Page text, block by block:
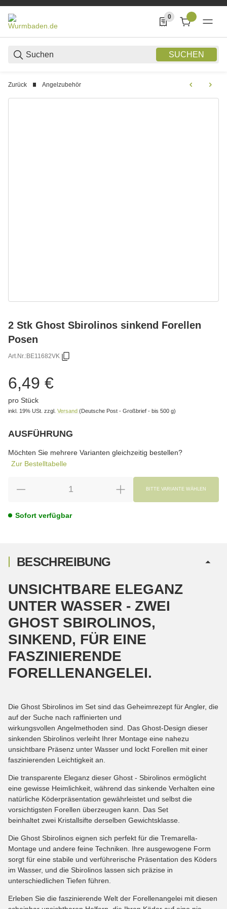
SUCHEN
0
0 Produkte in der
Zurück Angelzubehör
2 Stk Ghost Sbirolinos sinkend Forellen
Posen
Art.Nr.:BE11682VK
6,49 €
pro Stück
inkl. 19% USt. zzgl. Versand (Deutsche Post - Großbrief - bis 500 g)
AUSFÜHRUNG
Möchten Sie mehrere Varianten gleichzeitig bestellen?
Zur Bestelltabelle
BITTE VARIANTE WÄHLEN
Sofort verfügbar
BESCHREIBUNG
UNSICHTBARE ELEGANZ
UNTER WASSER - ZWEI
GHOST SBIROLINOS,
SINKEND, FÜR EINE
FASZINIERENDE
FORELLENANGELEI.
Die Ghost Sbirolinos im Set sind das Geheimrezept für Angler, die
auf der Suche nach raffinierten und
wirkungsvollen Angelmethoden sind. Das Ghost-Design dieser
sinkenden Sbirolinos verleiht Ihrer Montage eine nahezu
unsichtbare Präsenz unter Wasser und lockt Forellen mit einer
faszinierenden Leichtigkeit an.
Die transparente Eleganz dieser Ghost - Sbirolinos ermöglicht
eine gewisse Heimlichkeit, während das sinkende Verhalten eine
natürliche Köderpräsentation gewährleistet und selbst die
vorsichtigsten Forellen überzeugen kann. Das Set
beinhaltet zwei Kristallsifte derselben Gewichtsklasse.
Die Ghost Sbirolinos eignen sich perfekt für die Tremarella-
Montage und andere feine Techniken. Ihre ausgewogene Form
sorgt für eine stabile und verführerische Präsentation des Köders
im Wasser, und die Sbirolinos lassen sich präzise in
unterschiedlichen Tiefen führen.
Erleben Sie die faszinierende Welt der Forellenangelei mit diesen